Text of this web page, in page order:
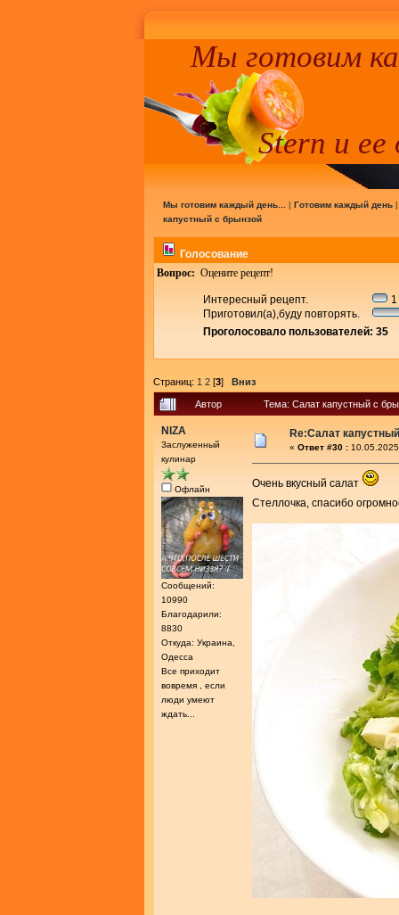
Мы готовим
Stern и ее
Мы готовим каждый день... | Готовим каждый день
капустный с брынзой
Голосование
Вопрос: Оцените рецепт!
Интересный рецепт.
Приготовил(а),буду повторять.
Проголосовало пользователей: 35
Страниц: 1 2 [3] Вниз
Автор Тема: Салат капустный с
NIZA
Заслуженный
кулинар
Офлайн
Сообщений:
10990
Благодарили:
8830
Откуда: Украина,
Одесса
Все приходит
вовремя , если
люди умеют
ждать...
Re:Салат
« Ответ #30 :
Очень вкусный салат
Стеллочка, спасибо